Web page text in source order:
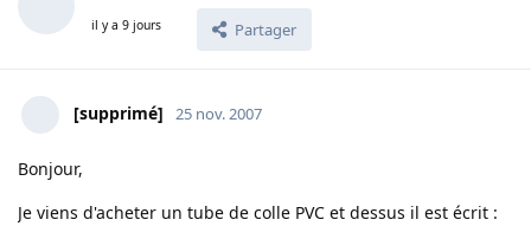
il y a 9 jours Partager
[supprimé] 25 nov. 2007
Bonjour,
Je viens d'acheter un tube de colle PVC et dessus il est écrit :